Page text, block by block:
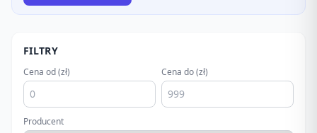
FILTRY
Cena od (zł) Cena do (zł)
Producent